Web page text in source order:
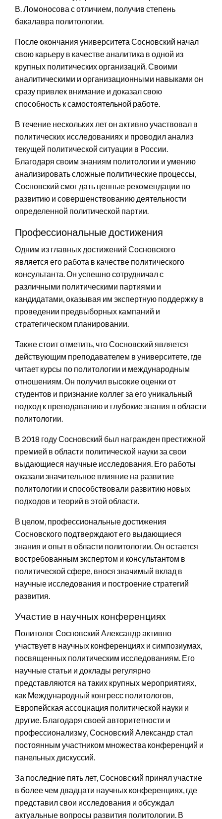
В. Ломоносова с отличием, получив степень
бакалавра политологии.
После окончания университета Сосновский начал
свою карьеру в качестве аналитика в одной из
крупных политических организаций. Своими
аналитическими и организационными навыками он
сразу привлек внимание и доказал свою
способность к самостоятельной работе.
В течение нескольких лет он активно участвовал в
политических исследованиях и проводил анализ
текущей политической ситуации в России.
Благодаря своим знаниям политологии и умению
анализировать сложные политические процессы,
Сосновский смог дать ценные рекомендации по
развитию и совершенствованию деятельности
определенной политической партии.
Профессиональные достижения
Одним из главных достижений Сосновского
является его работа в качестве политического
консультанта. Он успешно сотрудничал с
различными политическими партиями и
кандидатами, оказывая им экспертную поддержку в
проведении предвыборных кампаний и
стратегическом планировании.
Также стоит отметить, что Сосновский является
действующим преподавателем в университете, где
читает курсы по политологии и международным
отношениям. Он получил высокие оценки от
студентов и признание коллег за его уникальный
подход к преподаванию и глубокие знания в области
политологии.
В 2018 году Сосновский был награжден престижной
премией в области политической науки за свои
выдающиеся научные исследования. Его работы
оказали значительное влияние на развитие
политологии и способствовали развитию новых
подходов и теорий в этой области.
В целом, профессиональные достижения
Сосновского подтверждают его выдающиеся
знания и опыт в области политологии. Он остается
востребованным экспертом и консультантом в
политической сфере, внося значимый вклад в
научные исследования и построение стратегий
развития.
Участие в научных конференциях
Политолог Сосновский Александр активно
участвует в научных конференциях и симпозиумах,
посвященных политическим исследованиям. Его
научные статьи и доклады регулярно
представляются на таких крупных мероприятиях,
как Международный конгресс политологов,
Европейская ассоциация политической науки и
другие. Благодаря своей авторитетности и
профессионализму, Сосновский Александр стал
постоянным участником множества конференций и
панельных дискуссий.
За последние пять лет, Сосновский принял участие
в более чем двадцати научных конференциях, где
представил свои исследования и обсуждал
актуальные вопросы развития политологии. В